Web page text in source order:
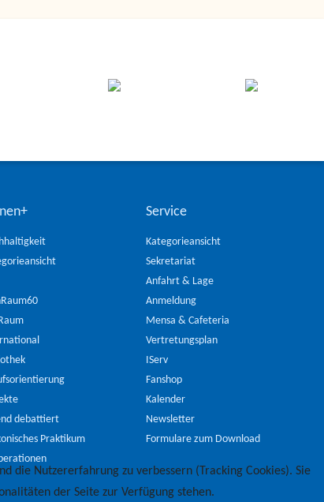
debattiert
Praktikum
Service
Kategorieansicht
Sekretariat
Anfahrt & Lage
Anmeldung
Mensa & Cafeteria
Vertretungsplan
IServ
Fanshop
Kalender
Newsletter
Formulare zum Download
die Nutzererfahrung zu verbessern (Tracking Cookies). Sie
der Seite zur Verfügung stehen.